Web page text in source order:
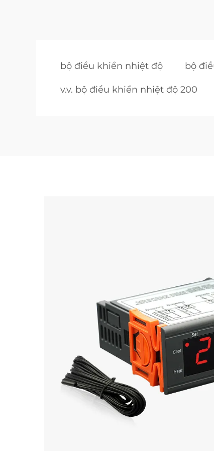
bộ điều khiển nhiệt độ bộ
v.v. bộ điều khiển nhiệt độ 200